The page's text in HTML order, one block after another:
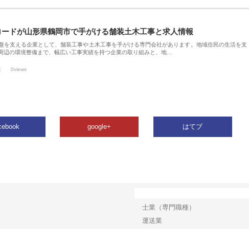
ドが山形県鶴岡市で手がける舗装土木工事と求人情報
を支える企業として、舗装工事や土木工事を手がける専門会社があります。地域住民の生活を支
辺の環境整備まで、幅広い工事実績を持つ企業の取り組みと、地…
0views
google+ はてブ
士業（専門職種）
運送業